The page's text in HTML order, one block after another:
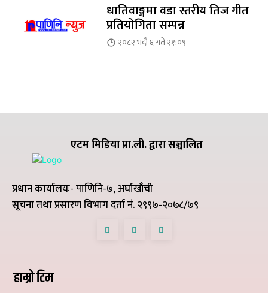
धातिवाङ्गमा वडा स्तरीय तिज गीत
प्रतियोगिता सम्पन्न
२०८२ भदौ ६ गते २१:०९
एटम मिडिया प्रा.ली. द्वारा सञ्चालित
प्रधान कार्यालयः- पाणिनि-७, अर्घाखाँची
सूचना तथा प्रसारण विभाग दर्ता नं. २९९७-२०७८/७९
हाम्रो टिम